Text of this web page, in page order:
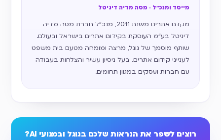
מייסד ומנכ״ל · מסה מדיה דיגיטל
מקדם אתרים משנת 2011, מנכ״ל חברת מסה מדיה
דיגיטל בע״מ העוסקת בקידום אתרים בישראל ובעולם.
שותף מוסמך של גוגל, מרצה ומומחה מטעם בית משפט
לענייני קידום אתרים. בעל ניסיון עשיר והצלחות בעבודה
עם חברות ועסקים במגוון תחומים.
רוצים לשפר את הנראות שלכם בגוגל ובמנועי AI?